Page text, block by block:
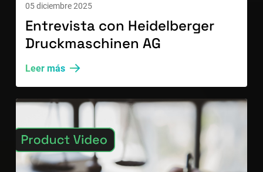
05 diciembre 2025
Entrevista con Heidelberger
Druckmaschinen AG
Leer más